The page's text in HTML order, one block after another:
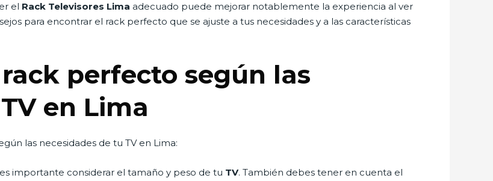
el Rack Televisores Lima adecuado puede mejorar notablemente la experiencia al ver
para encontrar el rack perfecto que se ajuste a tus necesidades y a las características
perfecto según las
en Lima
las necesidades de tu TV en Lima:
importante considerar el tamaño y peso de tu TV. También debes tener en cuenta el